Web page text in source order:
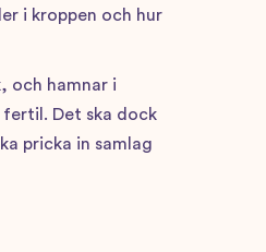
i kroppen och hur
och hamnar i
fertil. Det ska dock
pricka in samlag